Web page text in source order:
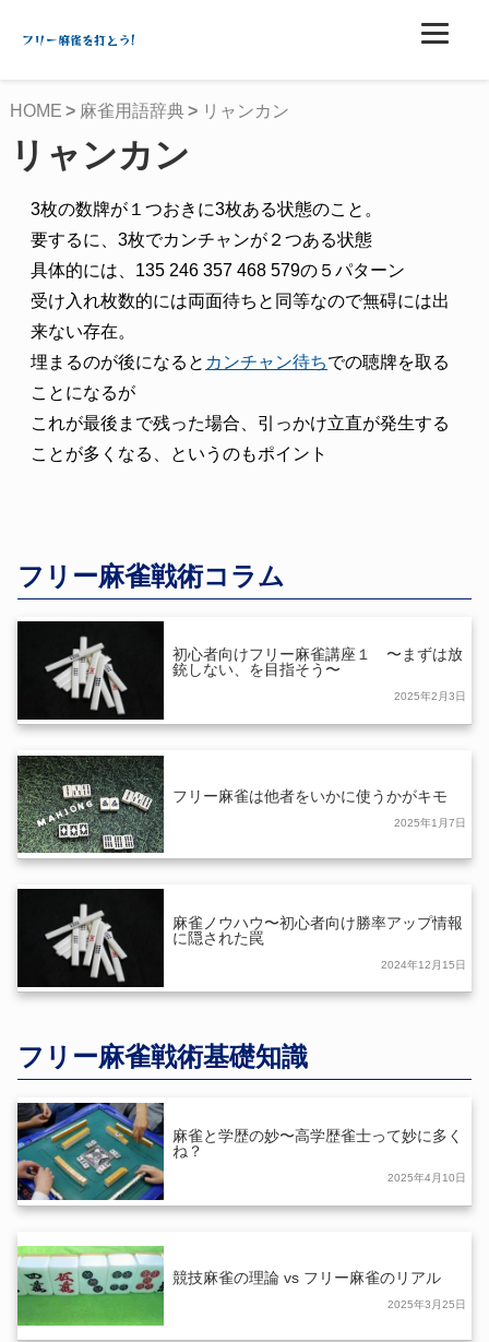
フリー麻雀を打とう!
HOME 麻雀用語辞典 リャンカン
リャンカン
3枚の数牌が１つおきに3枚ある状態のこと。
要するに、3枚でカンチャンが２つある状態
具体的には、135 246 357 468 579の５パターン
受け入れ枚数的には両面待ちと同等なので無碍には出
来ない存在。
埋まるのが後になると カンチャン待ちでの聴牌を取る
ことになるが
これが最後まで残った場合、引っかけ立直が発生する
ことが多くなる、というのもポイント
フリー麻雀戦術コラム
初心者向けフリー麻雀講座１ 〜まずは放
銃しない、を目指そう〜
2025年2月3日
フリー麻雀は他者をいかに使うかがキモ
2025年1月7日
麻雀ノウハウ〜初心者向け勝率アップ情報
に隠された罠
2024年12月15日
フリー麻雀戦術基礎知識
麻雀と学歴の妙〜高学歴雀士って妙に多く
ね？
2025年4月10日
競技麻雀の理論 vs フリー麻雀のリアル
2025年3月25日